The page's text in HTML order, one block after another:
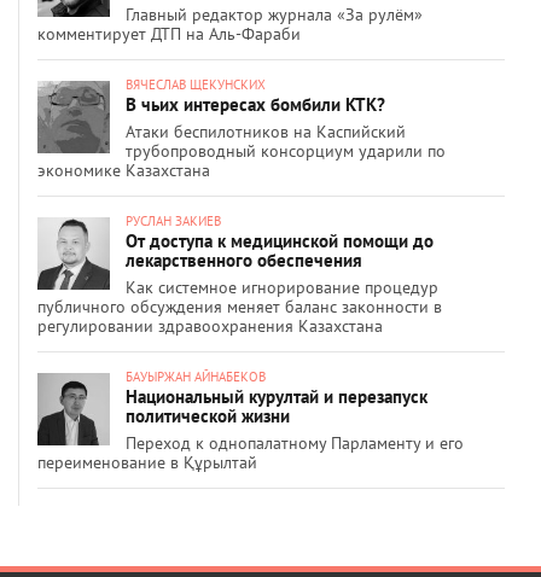
Главный редактор журнала «За рулём»
комментирует ДТП на Аль-Фараби
ВЯЧЕСЛАВ ЩЕКУНСКИХ
В чьих интересах бомбили КТК?
Атаки беспилотников на Каспийский
трубопроводный консорциум ударили по
экономике Казахстана
РУСЛАН ЗАКИЕВ
От доступа к медицинской помощи до
лекарственного обеспечения
Как системное игнорирование процедур
публичного обсуждения меняет баланс законности в
регулировании здравоохранения Казахстана
БАУЫРЖАН АЙНАБЕКОВ
Национальный курултай и перезапуск
политической жизни
Переход к однопалатному Парламенту и его
переименование в Құрылтай